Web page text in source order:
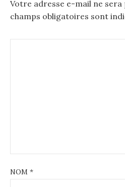
Votre adresse e-mail ne sera
champs obligatoires sont
NOM *